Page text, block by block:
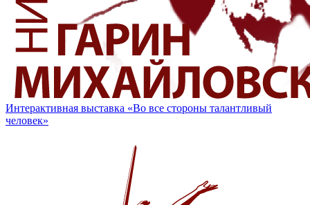
Интерактивная выставка «Во все стороны талантливый
человек»